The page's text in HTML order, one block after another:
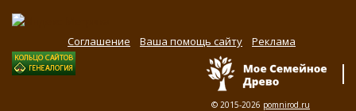
Соглашение Ваша помощь сайту Реклама
© 2015-2026 pomnirod.ru